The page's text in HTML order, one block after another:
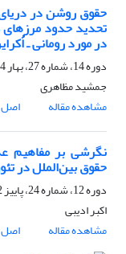
حقوق روشن در
تحدید حدود مرزهای
در مورد رومانی ـ اُُکراین
دوره 14، شماره 27، بهار 1394، صفحه
جمشید مظاهری
مشاهده مقاله
اصل
نگرشی بر مفاهیم
حقوق بین‌الملل در
دوره 12، شماره 24، پاییز 1392، صفحه
اکبر ادیبی
مشاهده مقاله
اصل